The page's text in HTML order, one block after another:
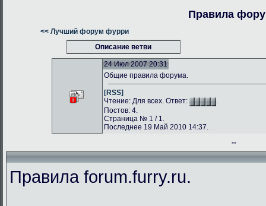
Правила
<< Лучший форум фурри
Описание ветви
24 Июл 2007 20:31
Общие правила форума.
[RSS]
Чтение: Для всех. Ответ:
.
Постов: 4.
Страница № 1 / 1.
Последнее 19 Май 2010 14:37.
--
Правила forum.furry.ru.